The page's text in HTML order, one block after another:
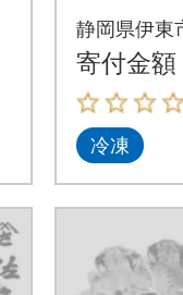
C】特ト
じ各8
の干物
静岡県伊東
寄付金額
冷凍